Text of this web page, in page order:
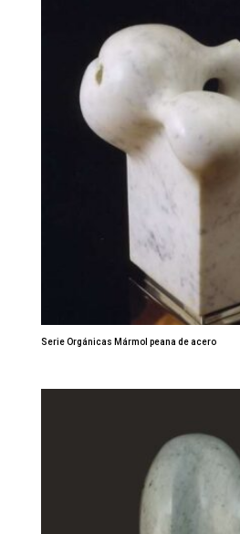
Serie Orgánicas Mármol peana de acero